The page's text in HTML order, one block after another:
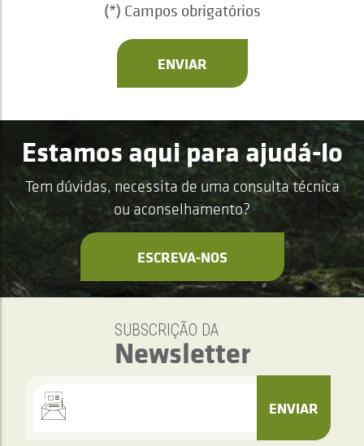
(*) Campos obrigatórios
ENVIAR
Estamos aqui para ajudá-lo
Tem dúvidas, necessita de uma consulta técnica
ou aconselhamento?
ESCREVA-NOS
SUBSCRIÇÃO DA
Newsletter
ENVIAR